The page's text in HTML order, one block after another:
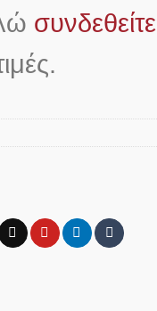
συνδεθείτε